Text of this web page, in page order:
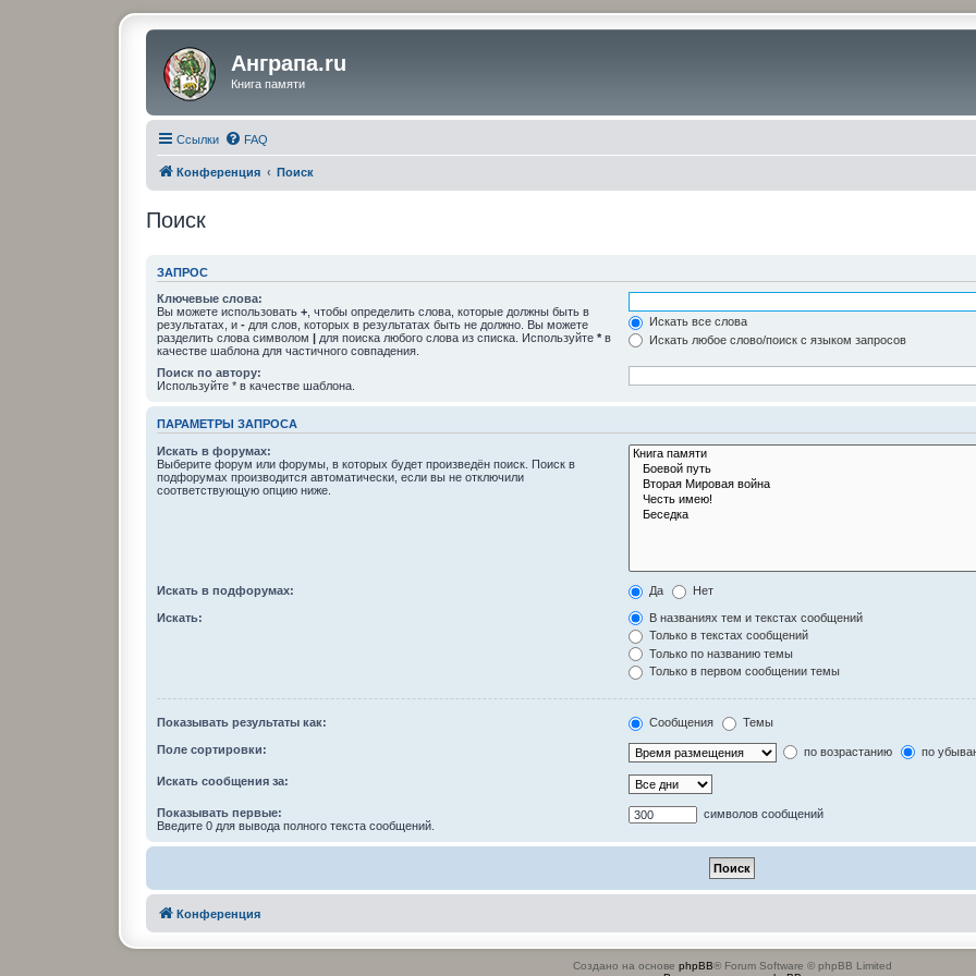
Анграпа.ru
Книга памяти
Ссылки FAQ
Конференция Поиск
Поиск
ЗАПРОС
Ключевые слова:
Вы можете использовать+ , чтобы определить слова, которые должны быть в
результатах, и- для слов, которых в результатах быть не должно. Вы можете
разделить слова символом| для поиска любого слова из списка. Используйте* в
качестве шаблона для частичного совпадения.
Искать все слова
Искать любое слово/поиск с языком запросов
Поиск по автору:
Используйте * в качестве шаблона.
ПАРАМЕТРЫ ЗАПРОСА
Искать в форумах:
Выберите форум или форумы, в которых будет произведён поиск. Поиск в
подфорумах производится автоматически, если вы не отключили
соответствующую опцию ниже.
Искать в подфорумах: Да Нет
Искать:
В названиях тем и текстах сообщений
Только в текстах сообщений
Только по названию темы
Только в первом сообщении темы
Показывать результаты как: Сообщения Темы
Поле сортировки: по возрастанию по
Искать сообщения за:
Показывать первые:
Введите 0 для вывода полного текста сообщений.
символов сообщений
Конференция
Создано на основе phpBB® Forum Software © phpBB Limited